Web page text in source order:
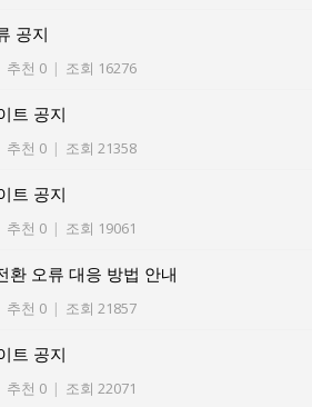
공지
추천 0 | 조회 16276
트 공지
추천 0 | 조회 21358
트 공지
추천 0 | 조회 19061
오류 대응 방법 안내
추천 0 | 조회 21857
트 공지
추천 0 | 조회 22071